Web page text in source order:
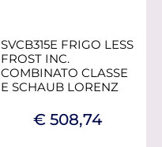
SVCB315E FRIGO LESS
FROST INC.
COMBINATO CLASSE
E SCHAUB LORENZ
€ 508,74